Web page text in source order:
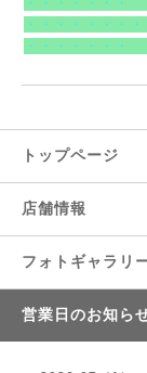
・・・・・・・
・・・
トップページ
店舗情報
フォトギャラリ
営業日のお知ら